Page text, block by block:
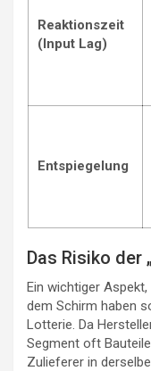
Reaktionszeit
(Input Lag)
Entspiegelung
Das Risiko der
Ein wichtiger
dem Schirm haben
Lotterie. Da
Segment oft
Zulieferer in